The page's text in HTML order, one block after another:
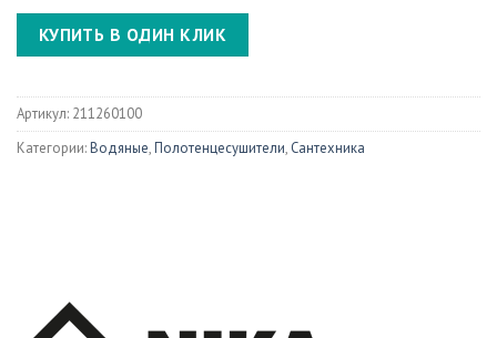
КУПИТЬ В ОДИН КЛИК
Артикул: 211260100
Категории:Водяные,Полотенцесушители, Сантехника